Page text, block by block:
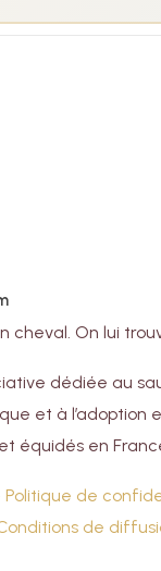
cheval. On lui
dédiée au
et à l’adoption
équidés en
Politique de
de